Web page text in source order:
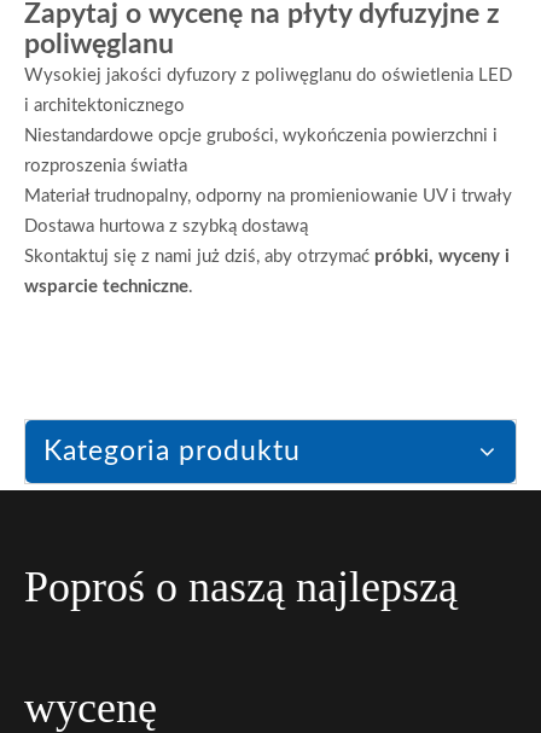
Zapytaj o wycenę na płyty dyfuzyjne z
poliwęglanu
Wysokiej jakości dyfuzory z poliwęglanu do oświetlenia LED
i architektonicznego
Niestandardowe opcje grubości, wykończenia powierzchni i
rozproszenia światła
Materiał trudnopalny, odporny na promieniowanie UV i trwały
Dostawa hurtowa z szybką dostawą
Skontaktuj się z nami już dziś, aby otrzymać próbki, wyceny i
wsparcie techniczne.
Kategoria produktu
Poproś o naszą najlepszą
wycenę